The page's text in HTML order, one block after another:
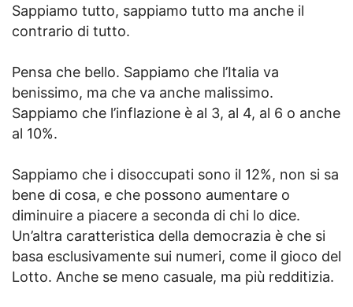
Sappiamo tutto, sappiamo tutto ma anche il
contrario di tutto.
Pensa che bello. Sappiamo che l’Italia va
benissimo, ma che va anche malissimo.
Sappiamo che l’inflazione è al 3, al 4, al 6 o anche
al 10%.
Sappiamo che i disoccupati sono il 12%, non si sa
bene di cosa, e che possono aumentare o
diminuire a piacere a seconda di chi lo dice.
Un’altra caratteristica della democrazia è che si
basa esclusivamente sui numeri, come il gioco del
Lotto. Anche se meno casuale, ma più redditizia.